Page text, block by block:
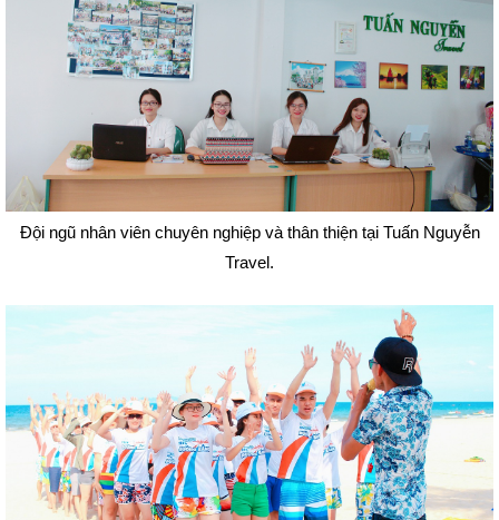
Đội ngũ nhân viên chuyên nghiệp và thân thiện tại Tuấn Nguyễn
Travel.